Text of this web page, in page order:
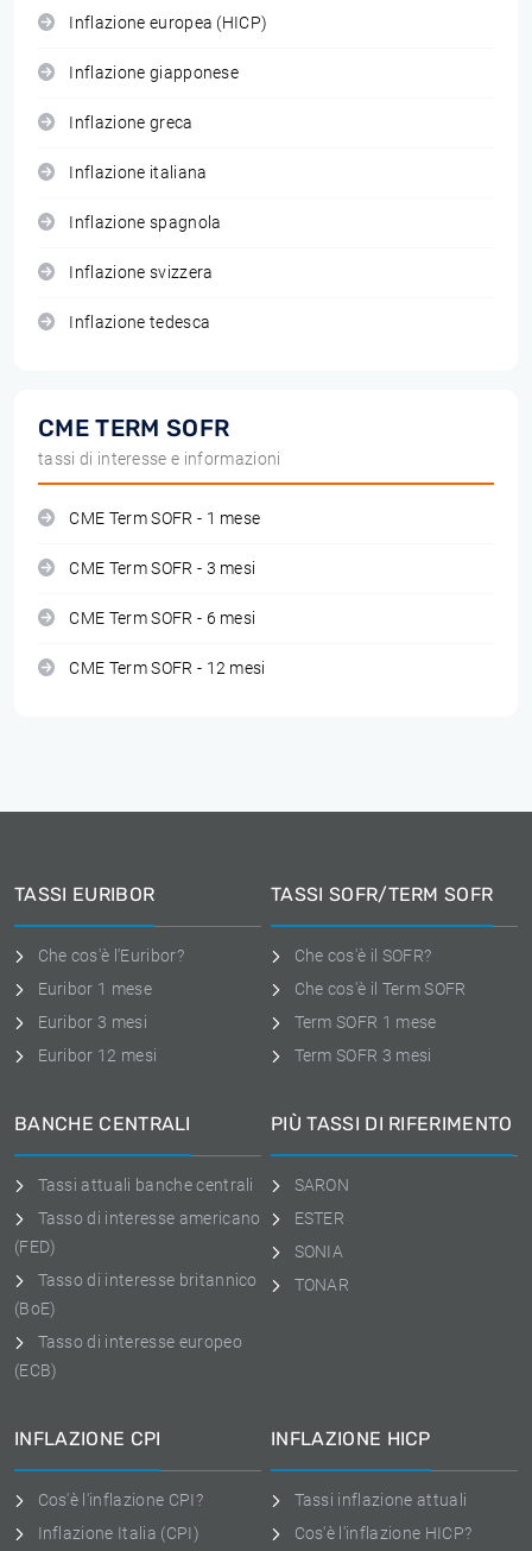
Inflazione europea (HICP)
Inflazione giapponese
Inflazione greca
Inflazione italiana
Inflazione spagnola
Inflazione svizzera
Inflazione tedesca
CME TERM SOFR
tassi di interesse e informazioni
CME Term SOFR - 1 mese
CME Term SOFR - 3 mesi
CME Term SOFR - 6 mesi
CME Term SOFR - 12 mesi
TASSI EURIBOR
Che cos'è l'Euribor?
Euribor 1 mese
Euribor 3 mesi
Euribor 12 mesi
TASSI SOFR/TERM SOFR
Che cos'è il SOFR?
Che cos'è il Term SOFR
Term SOFR 1 mese
Term SOFR 3 mesi
BANCHE CENTRALI
Tassi attuali banche centrali
Tasso di interesse americano
(FED)
Tasso di interesse britannico
(BoE)
Tasso di interesse europeo
(ECB)
PIÙ TASSI DI RIFERIMENTO
SARON
ESTER
SONIA
TONAR
INFLAZIONE CPI
Cos'è l'inflazione CPI?
Inflazione Italia (CPI)
INFLAZIONE HICP
Tassi inflazione attuali
Cos'è l'inflazione HICP?